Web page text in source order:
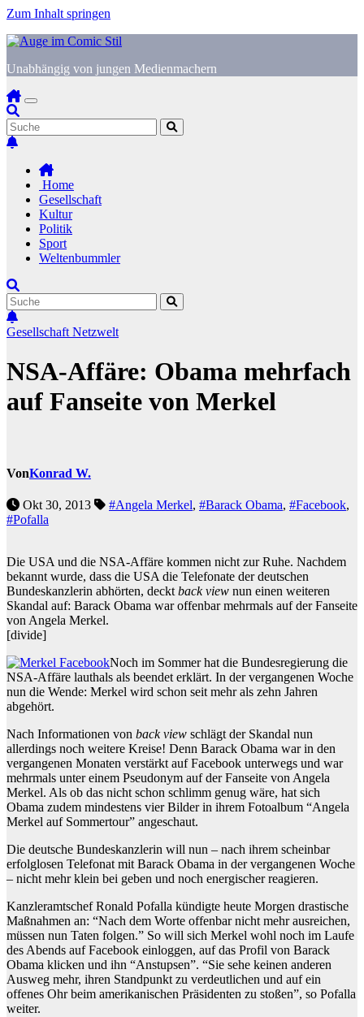
Zum Inhalt springen
Unabhängig von jungen Medienmachern
Home
Gesellschaft
Kultur
Politik
Sport
Weltenbummler
Gesellschaft Netzwelt
NSA-Affäre: Obama mehrfach
auf Fanseite von Merkel
VonKonrad W.
Okt 30, 2013 #Angela Merkel, #Barack Obama, #Facebook,
#Pofalla
Die USA und die NSA-Affäre kommen nicht zur Ruhe. Nachdem
bekannt wurde, dass die USA die Telefonate der deutschen
Bundeskanzlerin abhörten, decktback view nun einen weiteren
Skandal auf: Barack Obama war offenbar mehrmals auf der Fanseite
von Angela Merkel.
[divide]
Noch im Sommer hat die Bundesregierung die
NSA-Affäre lauthals als beendet erklärt. In der vergangenen Woche
nun die Wende: Merkel wird schon seit mehr als zehn Jahren
abgehört.
Nach Informationen von back view schlägt der Skandal nun
allerdings noch weitere Kreise! Denn Barack Obama war in den
vergangenen Monaten verstärkt auf Facebook unterwegs und war
mehrmals unter einem Pseudonym auf der Fanseite von Angela
Merkel. Als ob das nicht schon schlimm genug wäre, hat sich
Obama zudem mindestens vier Bilder in ihrem Fotoalbum “Angela
Merkel auf Sommertour” angeschaut.
Die deutsche Bundeskanzlerin will nun – nach ihrem scheinbar
erfolglosen Telefonat mit Barack Obama in der vergangenen Woche
– nicht mehr klein bei geben und noch energischer reagieren.
Kanzleramtschef Ronald Pofalla kündigte heute Morgen drastische
Maßnahmen an: “Nach dem Worte offenbar nicht mehr ausreichen,
müssen nun Taten folgen.” So will sich Merkel wohl noch im Laufe
des Abends auf Facebook einloggen, auf das Profil von Barack
Obama klicken und ihn “Anstupsen”. “Sie sehe keinen anderen
Ausweg mehr, ihren Standpunkt zu verdeutlichen und auf ein
offenes Ohr beim amerikanischen Präsidenten zu stoßen”, so Pofalla
weiter.